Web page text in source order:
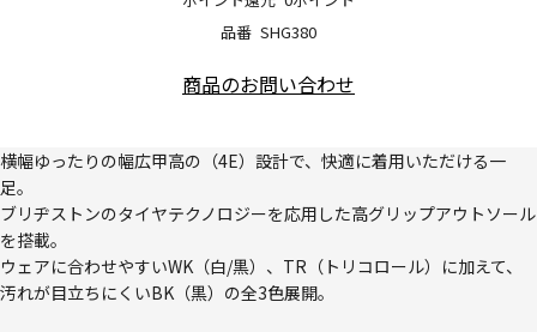
品番 SHG380
商品のお問い合わせ
横幅ゆったりの幅広甲高の（4E）設計で、快適に着用いただける一
足。
ブリヂストンのタイヤテクノロジーを応用した高グリップアウトソール
を搭載。
ウェアに合わせやすいWK（白/黒）、TR（トリコロール）に加えて、
汚れが目立ちにくいBK（黒）の全3色展開。